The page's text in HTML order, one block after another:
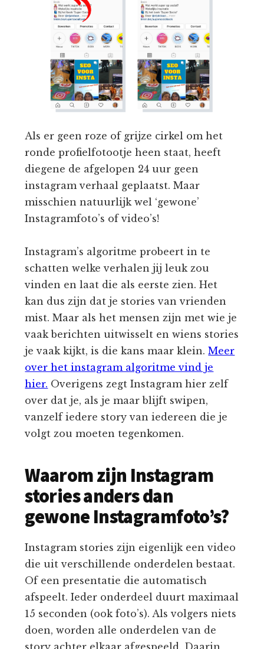
Als er geen roze of grijze cirkel om het
ronde profielfotootje heen staat, heeft
diegene de afgelopen 24 uur geen
instagram verhaal geplaatst. Maar
misschien natuurlijk wel ‘gewone’
Instagramfoto’s of video’s!
Instagram’s algoritme probeert in te
schatten welke verhalen jij leuk zou
vinden en laat die als eerste zien. Het
kan dus zijn dat je stories van vrienden
mist. Maar als het mensen zijn met wie je
vaak berichten uitwisselt en wiens stories
je vaak kijkt, is die kans maar klein.Meer
over het instagram algoritme vind je
hier. Overigens zegt Instagram hier zelf
over dat je, als je maar blijft swipen,
vanzelf iedere story van iedereen die je
volgt zou moeten tegenkomen.
Waarom zijn Instagram
stories anders dan
gewone Instagramfoto’s?
Instagram stories zijn eigenlijk een video
die uit verschillende onderdelen bestaat.
Of een presentatie die automatisch
afspeelt. Ieder onderdeel duurt maximaal
15 seconden (ook foto’s). Als volgers niets
doen, worden alle onderdelen van de